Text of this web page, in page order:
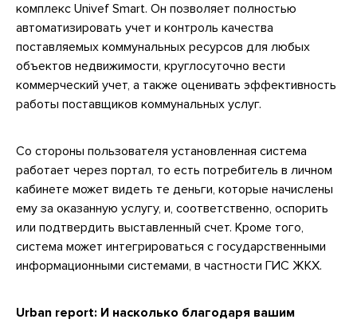
комплекс Univef Smart. Он позволяет полностью
автоматизировать учет и контроль качества
поставляемых коммунальных ресурсов для любых
объектов недвижимости, круглосуточно вести
коммерческий учет, а также оценивать эффективность
работы поставщиков коммунальных услуг.
Со стороны пользователя установленная система
работает через портал, то есть потребитель в личном
кабинете может видеть те деньги, которые начислены
ему за оказанную услугу, и, соответственно, оспорить
или подтвердить выставленный счет. Кроме того,
система может интегрироваться с государственными
информационными системами, в частности ГИС ЖКХ.
Urban report: И насколько благодаря вашим